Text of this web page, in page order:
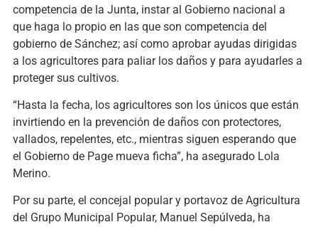
competencia de la Junta, instar al Gobierno nacional a
que haga lo propio en las que son competencia del
gobierno de Sánchez; así como aprobar ayudas dirigidas
a los agricultores para paliar los daños y para ayudarles a
proteger sus cultivos.
“Hasta la fecha, los agricultores son los únicos que están
invirtiendo en la prevención de daños con protectores,
vallados, repelentes, etc., mientras siguen esperando que
el Gobierno de Page mueva ficha”, ha asegurado Lola
Merino.
Por su parte, el concejal popular y portavoz de Agricultura
del Grupo Municipal Popular, Manuel Sepúlveda, ha